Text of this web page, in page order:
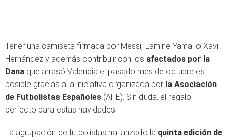
Tener una camiseta firmada por Messi, Lamine Yamal o Xavi
Hernández y además contribuir con los afectados por la
Dana que arrasó Valencia el pasado mes de octubre es
posible gracias a la iniciativa organizada por la Asociación
de Futbolistas Españoles (AFE). Sin duda, el regalo
perfecto para estas navidades.
La agrupación de futbolistas ha lanzado la quinta edición de